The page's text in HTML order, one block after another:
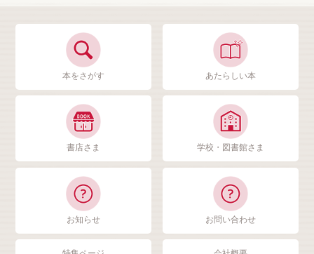
本をさがす あたらしい本
書店さま 学校・図書館さま
お知らせ お問い合わせ